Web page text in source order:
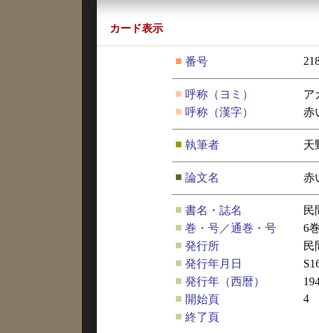
カード表示
■ 番号
■ 呼称（ヨミ）
ア
■ 呼称（漢字） 赤
■ 執筆者 天
■ 論文名 赤
■ 書名・誌名
民
■ 巻・号／通巻・号
6
■ 発行所
民
■ 発行年月日
■ 発行年（西暦）
■ 開始頁
4
■ 終了頁